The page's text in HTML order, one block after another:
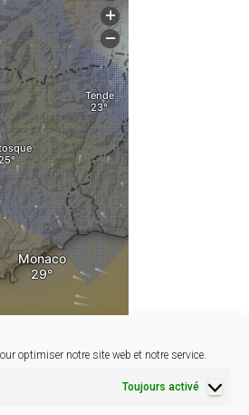
optimiser notre site web et notre service.
Toujours activé